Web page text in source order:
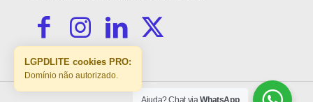
Ajuda? Chat viaWhatsApp
LGPDLITE cookies PRO:
Domínio não autorizado.